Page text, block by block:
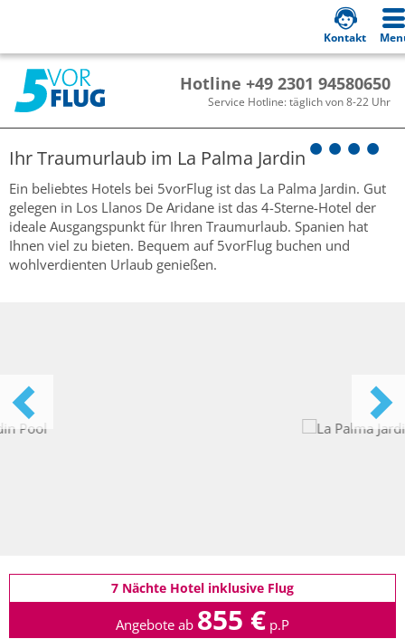
Hotline +49 2301 94580650
Service Hotline: täglich von 8-22 Uhr
Kontakt
Ihr Traumurlaub im La Palma Jardin
Ein beliebtes Hotels bei 5vorFlug ist das La Palma Jardin. Gut
gelegen in Los Llanos De Aridane ist das 4-Sterne-Hotel der
ideale Ausgangspunkt für Ihren Traumurlaub. Spanien hat
Ihnen viel zu bieten. Bequem auf 5vorFlug buchen und
wohlverdienten Urlaub genießen.
7 Nächte Hotel inklusive Flug
Angebote ab 855 € p.P